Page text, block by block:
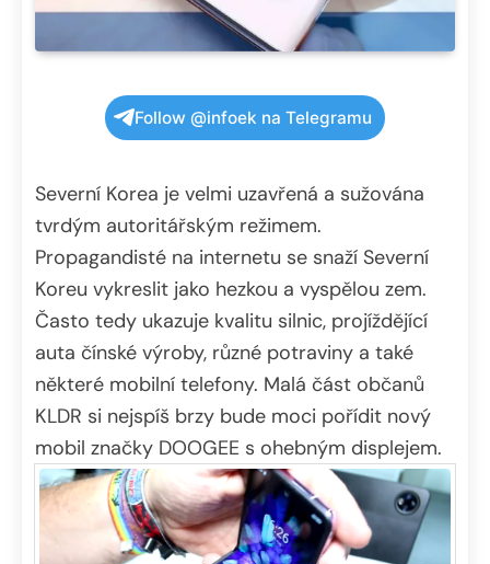
Follow @infoek na Telegramu
Severní Korea je velmi uzavřená a sužována
tvrdým autoritářským režimem.
Propagandisté na internetu se snaží Severní
Koreu vykreslit jako hezkou a vyspělou zem.
Často tedy ukazuje kvalitu silnic, projíždějící
auta čínské výroby, různé potraviny a také
některé mobilní telefony. Malá část občanů
KLDR si nejspíš brzy bude moci pořídit nový
mobil značky DOOGEE s ohebným displejem.